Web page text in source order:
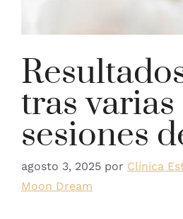
tras varias
sesiones
agosto 3, 2025 por Clínica
Moon Dream